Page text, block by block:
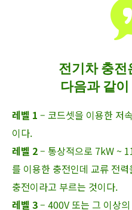
전기차 충전
다음과 같
레벨 1 – 코드셋을 이용한 저
이다.
레벨 2– 통상적으로 7kW ~
를 이용한 충전인데 교류 전
충전이라고 부르는 것이다.
레벨 3– 400V 또는 그 이상